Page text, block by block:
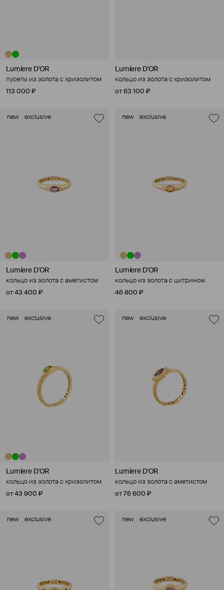
Lumiere D'OR
пусеты из золота с хризолитом
113 000 ₽
Lumiere D'OR
кольцо из золота с хризолитом
от 63 100 ₽
new exclusive
Lumiere D'OR
кольцо из золота с аметистом
от 43 400 ₽
new exclusive
Lumiere D'OR
кольцо из золота с цитрином
46 800 ₽
new exclusive
Lumiere D'OR
кольцо из золота с хризолитом
от 43 900 ₽
new exclusive
Lumiere D'OR
кольцо из золота с аметистом
от 76 600 ₽
new exclusive new exclusive